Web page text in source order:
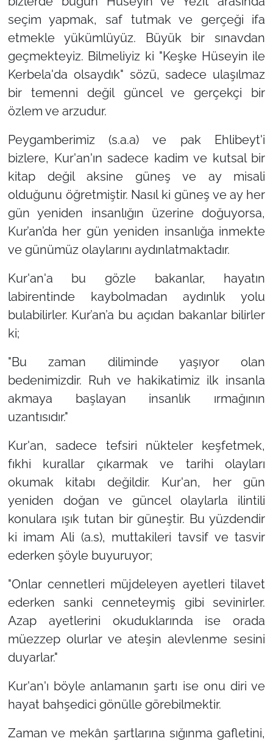
seçim yapmak, saf tutmak ve gerçeği ifa
etmekle yükümlüyüz. Büyük bir sınavdan
geçmekteyiz. Bilmeliyiz ki "Keşke Hüseyin ile
Kerbela'da olsaydık" sözü, sadece ulaşılmaz
bir temenni değil güncel ve gerçekçi bir
özlem ve arzudur.
Peygamberimiz (s.a.a) ve pak Ehlibeyt'i
bizlere, Kur'an'ın sadece kadim ve kutsal bir
kitap değil aksine güneş ve ay misali
olduğunu öğretmiştir. Nasıl ki güneş ve ay her
gün yeniden insanlığın üzerine doğuyorsa,
Kur’an’da her gün yeniden insanlığa inmekte
ve günümüz olaylarını aydınlatmaktadır.
Kur'an'a bu gözle bakanlar, hayatın
labirentinde kaybolmadan aydınlık yolu
bulabilirler. Kur’an’a bu açıdan bakanlar bilirler
ki;
"Bu zaman diliminde yaşıyor olan
bedenimizdir. Ruh ve hakikatimiz ilk insanla
akmaya başlayan insanlık ırmağının
uzantısıdır."
Kur'an, sadece tefsiri nükteler keşfetmek,
fıkhi kurallar çıkarmak ve tarihi olayları
okumak kitabı değildir. Kur'an, her gün
yeniden doğan ve güncel olaylarla ilintili
konulara ışık tutan bir güneştir. Bu yüzdendir
ki imam Ali (a.s), muttakileri tavsif ve tasvir
ederken şöyle buyuruyor;
"Onlar cennetleri müjdeleyen ayetleri tilavet
ederken sanki cenneteymiş gibi sevinirler.
Azap ayetlerini okuduklarında ise orada
müezzep olurlar ve ateşin alevlenme sesini
duyarlar."
Kur'an'ı böyle anlamanın şartı ise onu diri ve
hayat bahşedici gönülle görebilmektir.
Zaman ve mekân şartlarına sığınma gafletini,